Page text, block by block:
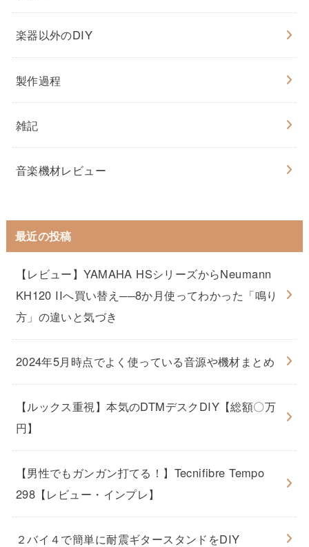
楽器以外のDIY
製作過程
雑記
音楽機材レビュー
最近の投稿
【レビュー】YAMAHA HSシリーズからNeumann
KH120 IIへ買い替え──8か月使ってわかった「鳴り
方」の違いと気づき
2024年5月時点でよく使っている音源や機材まとめ
【ルックス重視】本気のDTMデスクDIY【総額〇万
円】
【男性でもガンガン打てる！】Tecnifibre Tempo
298【レビュー・インプレ】
２バイ４で簡単に耐震ギタースタンドをDIY